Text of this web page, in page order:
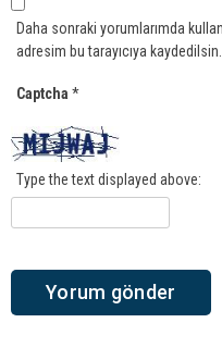
Daha sonraki yorumlarımda
adresim bu tarayıcıya kaydedilsin.
Captcha *
Type the text displayed above: